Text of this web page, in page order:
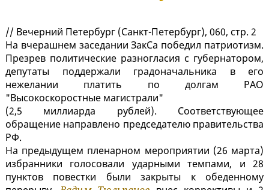
// Вечерний Петербург (Санкт-Петербург), 060, стр. 2
На вчерашнем заседании ЗакСа победил патриотизм.
Презрев политические разногласия с губернатором,
депутаты поддержали градоначальника в его
нежелании платить по долгам РАО
"Высокоскоростные магистрали"
(2,5 миллиарда рублей). Соответствующее
обращение направлено председателю правительства
РФ.
На предыдущем пленарном мероприятии (26 марта)
избранники голосовали ударными темпами, и 28
пунктов повестки были закрыты к обеденному